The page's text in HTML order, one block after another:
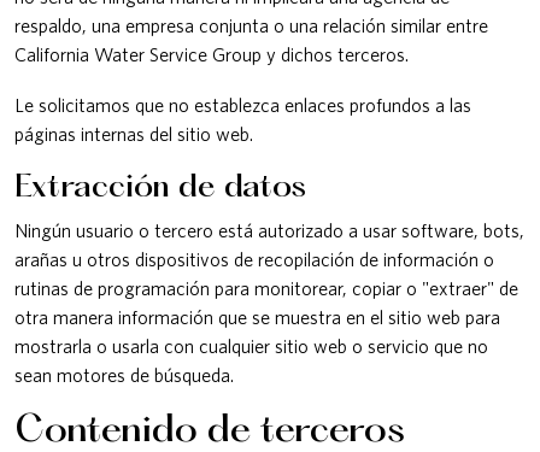
respaldo, una empresa conjunta o una relación similar entre
California Water Service Group y dichos terceros.
Le solicitamos que no establezca enlaces profundos a las
páginas internas del sitio web.
Extracción de datos
Ningún usuario o tercero está autorizado a usar software, bots,
arañas u otros dispositivos de recopilación de información o
rutinas de programación para monitorear, copiar o "extraer" de
otra manera información que se muestra en el sitio web para
mostrarla o usarla con cualquier sitio web o servicio que no
sean motores de búsqueda.
Contenido de terceros